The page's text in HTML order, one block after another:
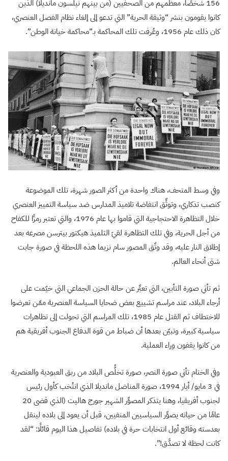
156 شخصًا، معظمهم من الصحفيين (من بينهم نيلسون مانديلا) الذين
كانوا يقومون بنشر “وثيقة الحرية” التي تدعو إلى إلغاء نظام الفصل العنصري،
كان ذلك عام 1956، وعُرفت تلك المحاكمة بـ”محاكمة خيانة الوطن”.
وفي وسط المتحف، هناك واحدة من أكثر الصور شهرة، تلك الموضوعة
كنصب تذكاري، وتوثِّق انتفاضة تلاميذ المدارس ضد سياسة التمييز العنصري
خلال التظاهرة الاحتجاجية التي قاموا بها عام 1976، والتي تعتبر رمزًا للكفاح
من أجل الحرية، وفي تلك التظاهرة لقيَ التلميذ هيكتور بيترسن مصرعه بعد
إطلاق النار عليه، وقد وثّق المصور سام نزيما هذه اللحظة في صورة جابت
شتى أنحاء العالم.
ثم تأتي صورة التأبين، التي تعبِّر عن حالة الحزن الجماعي التي خيّمت على
أرجاء البلاد، عند مراسم تشييع بعض ضحايا السياسة العنصرية ممّن تعرضوا
للاختطاف ثم القتل عام 1985، تلك المراسم التي تحولت إلى تظاهرات
سياسية كبيرة، وتبيّن بعدها أن ضباط من قوة الدفاع الجنوب أفريقية هم
من كانوا يقفون وراء العملية.
وفي الختام تأتي صورة النصر، صورة تخلُّص البلاد من ربق العبودية والعنصرية
في 3 مايو/ أيار 1994، صورة المناضل مانديلا الذي انتُخب كأول رئيس
لجنوب أفريقيا، وهنا يتذكر المصوِّر الشهير جورج هاليت (الذي قضى 20
عامًا من حياته يصوِّر السياسيين المنفيين، قبل أن يعود إلى بلاده لينقل
بعدسته وقائع أول انتخابات حرة في بلاده) تفاصيل هذا اليوم قائلًا: “لقد
كانت لحظة لا تصدَّق!”.